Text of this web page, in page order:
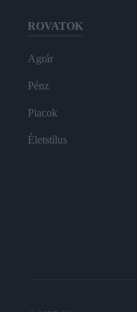
ROVATOK
Agrár
Pénz
Piacok
Életstílus